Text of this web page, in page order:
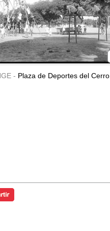
- Plaza de Deportes del Cerro.